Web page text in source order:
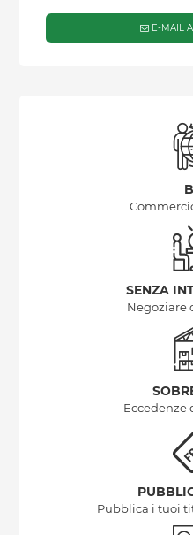
E-MAIL
SENZA
Negoziare
Eccedenze
Pubblica i tuoi